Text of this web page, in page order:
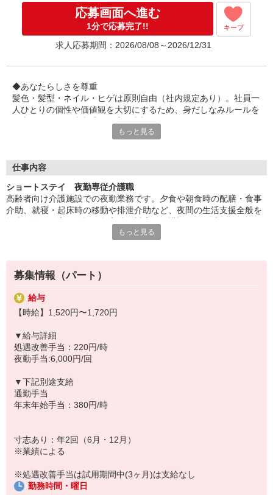
▼下記別途支給
年末年始手当：380円/時
寸志あり：年2回（6月・12月）
※業績による
※処遇改善手当は試用期間中(3ヶ月)は支給なし
応募画面へ進む
1分で応募完了!! キープ
求人応募期間：2026/08/08～2026/12/31
◆あなたらしさを尊重
髪色・髪型・ネイル・ヒゲは原則自由（社内規定あり）。社員一
人ひとりの個性や価値観を大切にするため、身だしなみルールを
イルで無理なく働ける環境です。
働いた分の給与を給料日前に受け取れる「給与前払い制度」を導
生制度です。※入社翌月の第5営業日より利用可能
もっと見る
仕事内容
ショートステイ 夜勤専従介護職
高齢者向け介護施設での夜勤業務です。夕食や朝食時の配膳・食事
介助、就寝・起床時の移動や排泄介助など、夜間の生活支援全般を
す。空き時間にはフロアや居室の清掃、洗濯、物品補充などを行
◆40代、50代が活躍中
そよ風では、40代、50代のスタッフが多数活躍中。「子育てが落ち
着いたので再び社会に出たい」「人の役に立つ仕事がしたい」とい
う方に最適です。同世代の仲間が多いため、人間関係も築きやすく
定着率の高さにもつながっています。年齢に縛られず、新しいスタ
◆スキルアップも叶う
幅広いサービスを展開する当社ならではの強みとして、在宅系から
護のプロフェッショナルとして大きく成長できます。「もっと経験
を積みたい」「将来はマネジメントにも挑戦したい」そんな方のキ
ャリアアップを全力で応援します。
もっと見る
募集情報（パート）
給与
【時給】1,520円〜1,720円
▼給与詳細
処遇改善手当：220円/時
夜勤手当:6,000円/回
▼下記別途支給
通勤手当
年末年始手当：380円/時
寸志あり：年2回（6月・12月）
※業績による
※処遇改善手当は試用期間中(3ヶ月)は支給なし
勤務時間・曜日